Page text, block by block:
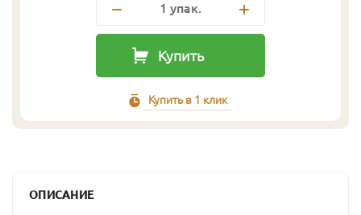
1 упак.
Купить
Купить в 1 клик
ОПИСАНИЕ